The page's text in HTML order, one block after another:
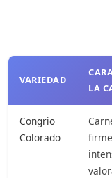
VARIEDAD
LA
Congrio
Colorado